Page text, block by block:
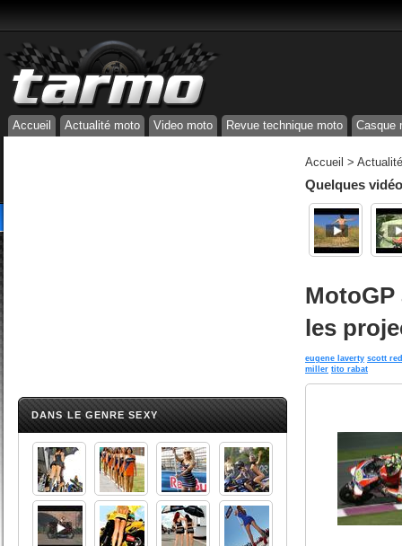
Accueil Actualité moto Video moto Revue technique moto Casque
DANS LE GENRE SEXY
Accueil >
Quelques
MotoGP
les
eugene laverty scott
miller tito rabat